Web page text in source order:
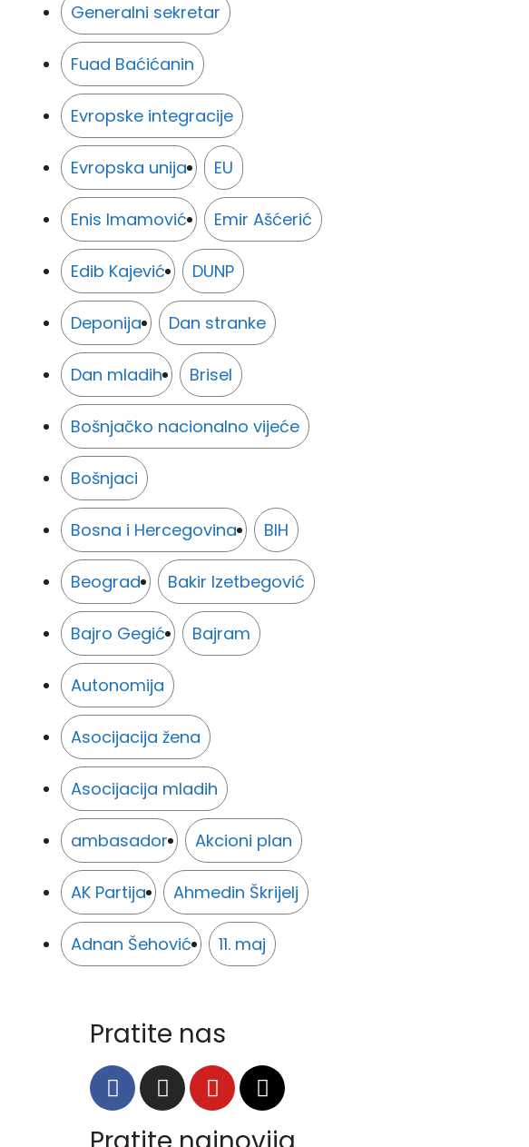
Generalni sekretar
Fuad Baćićanin
Evropske integracije
Evropska unija EU
Enis Imamović Emir Ašćerić
Edib Kajević DUNP
Deponija Dan stranke
Dan mladih Brisel
Bošnjačko nacionalno vijeće
Bošnjaci
Bosna i Hercegovina BIH
Beograd Bakir Izetbegović
Bajro Gegić Bajram
Autonomija
Asocijacija žena
Asocijacija mladih
ambasador Akcioni plan
AK Partija Ahmedin Škrijelj
Adnan Šehović 11. maj
Pratite nas